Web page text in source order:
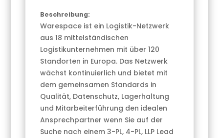
Beschreibung:
Warespace ist ein Logistik-Netzwerk
aus 18 mittelständischen
Logistikunternehmen mit über 120
Standorten in Europa. Das Netzwerk
wächst kontinuierlich und bietet mit
dem gemeinsamen Standards in
Qualität, Datenschutz, Lagerhaltung
und Mitarbeiterführung den idealen
Ansprechpartner wenn Sie auf der
Suche nach einem 3-PL, 4-PL, LLP Lead